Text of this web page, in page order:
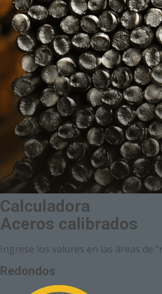
Calculadora
Aceros calibrados
Ingrese los valores en las áreas de
Redondos